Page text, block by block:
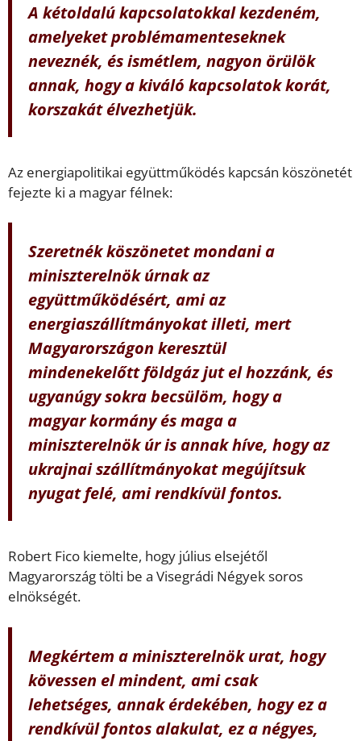
A kétoldalú kapcsolatokkal kezdeném,
amelyeket problémamenteseknek
neveznék, és ismétlem, nagyon örülök
annak, hogy a kiváló kapcsolatok korát,
korszakát élvezhetjük.
Az energiapolitikai együttműködés kapcsán köszönetét
fejezte ki a magyar félnek:
Szeretnék köszönetet mondani a
miniszterelnök úrnak az
együttműködésért, ami az
energiaszállítmányokat illeti, mert
Magyarországon keresztül
mindenekelőtt földgáz jut el hozzánk, és
ugyanúgy sokra becsülöm, hogy a
magyar kormány és maga a
miniszterelnök úr is annak híve, hogy az
ukrajnai szállítmányokat megújítsuk
nyugat felé, ami rendkívül fontos.
Robert Fico kiemelte, hogy július elsejétől
Magyarország tölti be a Visegrádi Négyek soros
elnökségét.
Megkértem a miniszterelnök urat, hogy
kövessen el mindent, ami csak
lehetséges, annak érdekében, hogy ez a
rendkívül fontos alakulat, ez a négyes,